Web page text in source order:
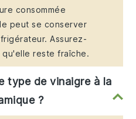
consommée
peut se conserver
Assurez-
reste fraîche.
type de vinaigre à la
?